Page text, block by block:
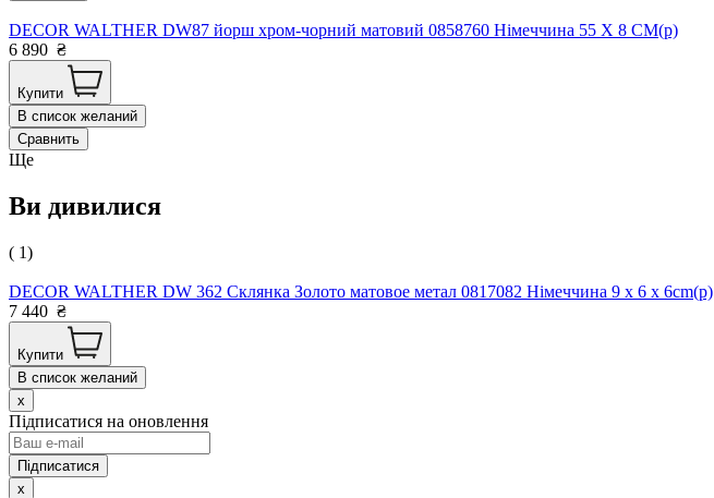
DECOR WALTHER DW87 йорш хром-чорний матовий 0858760 Німеччина 55 X 8 CM(р)
6 890 ₴
Купити
В список желаний
Сравнить
Ще
Ви дивилися
( 1)
DECOR WALTHER DW 362 Склянка Золото матовое метал 0817082 Німеччина 9 x 6 x 6cm(р)
7 440 ₴
Купити
В список желаний
x
Підписатися на оновлення
x